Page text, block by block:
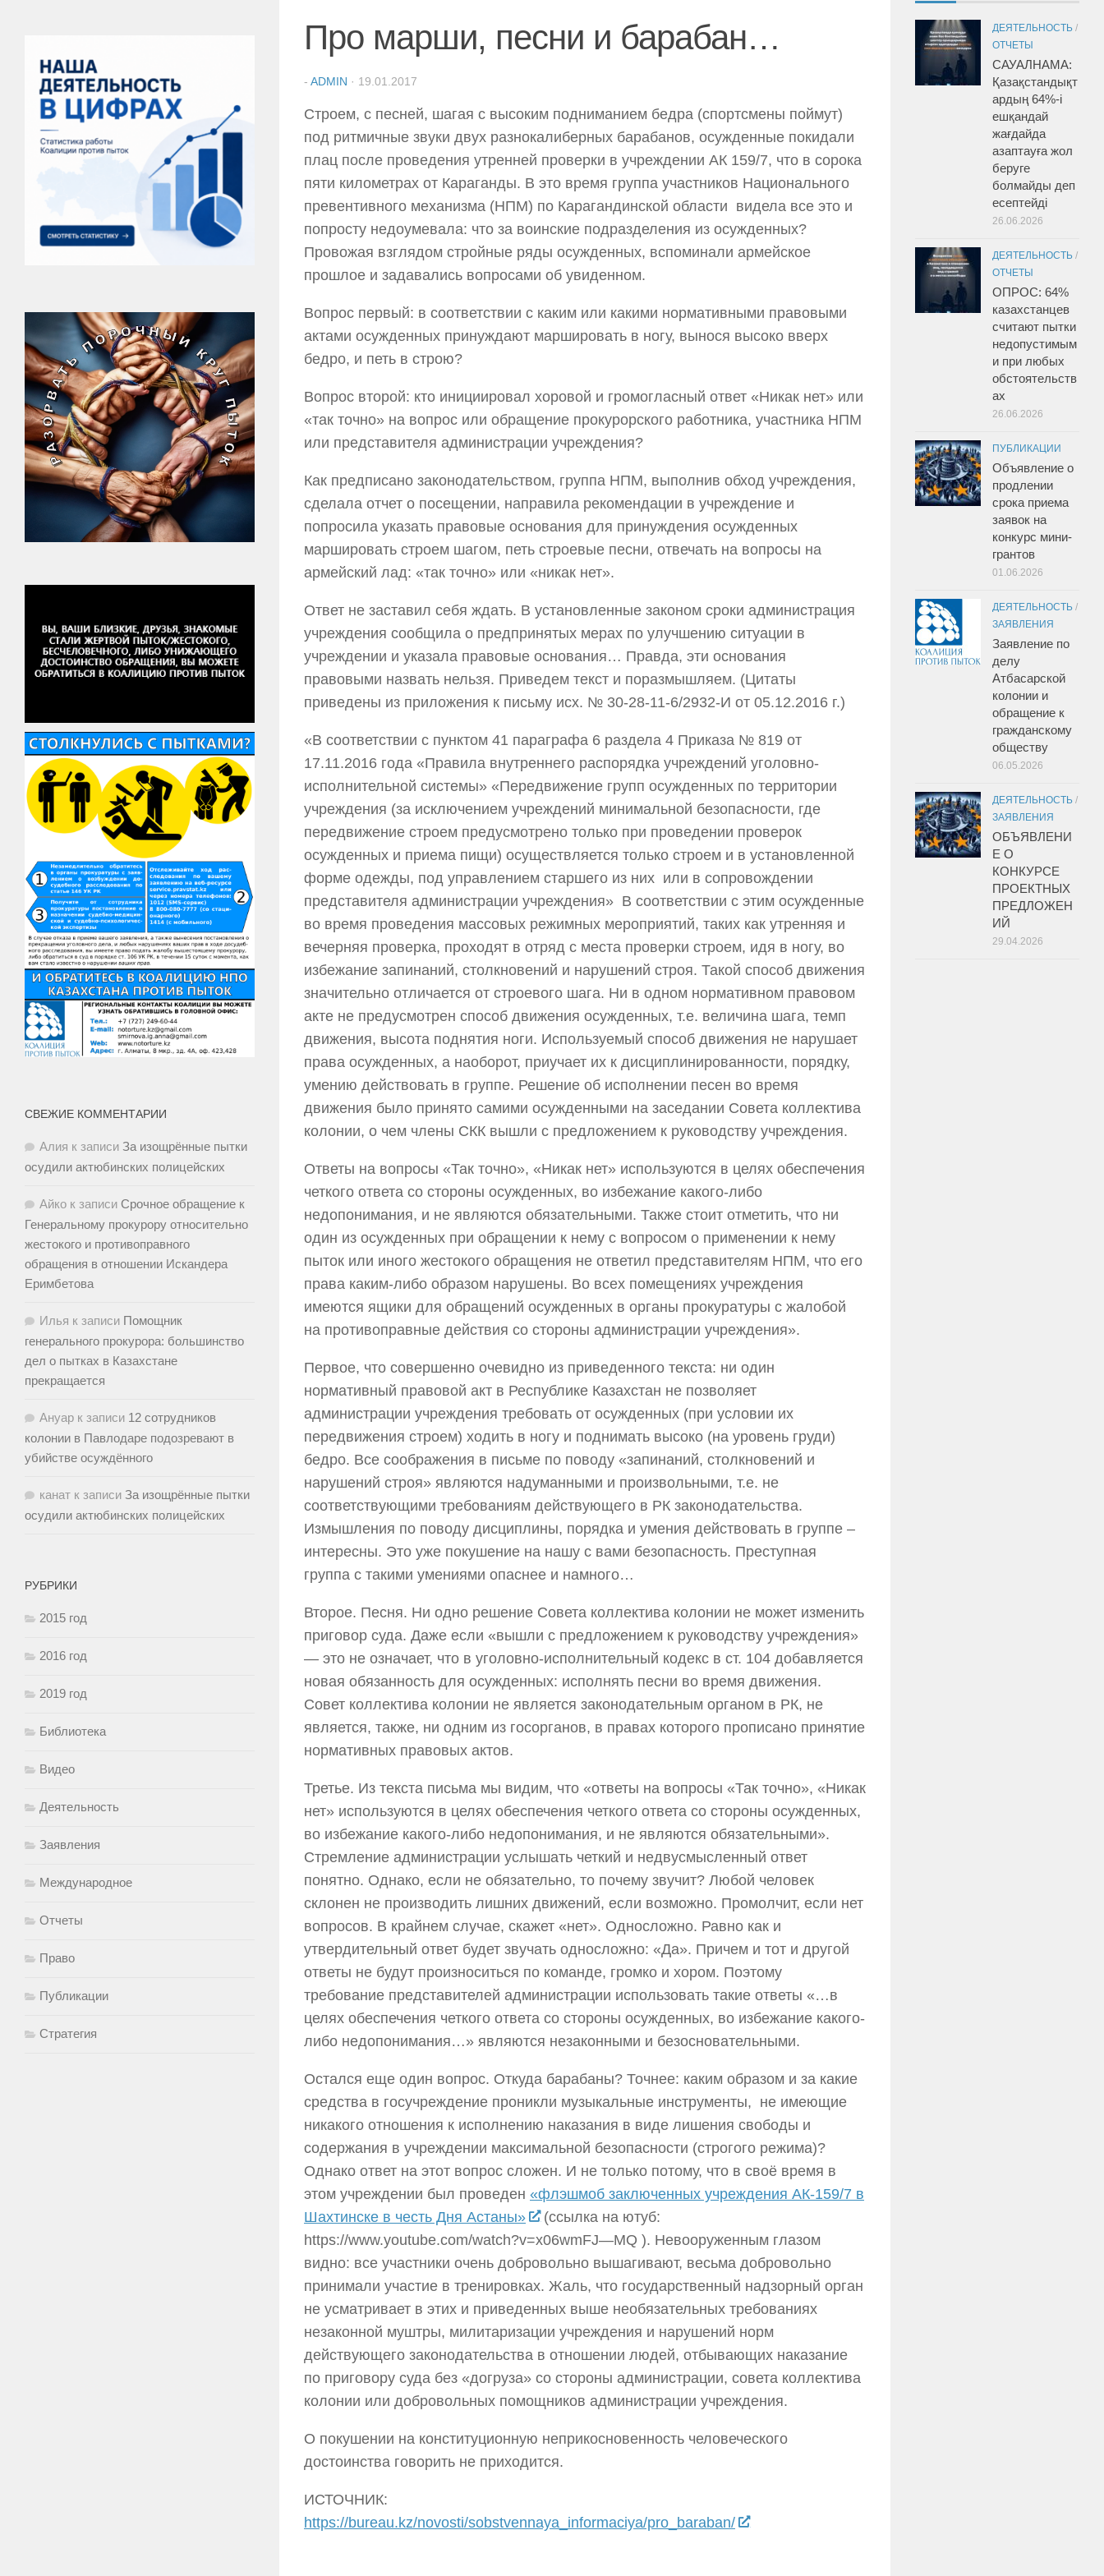
Про марши, песни и барабан…
- ADMIN · 19.01.2017
Строем, с песней, шагая с высоким подниманием бедра (спортсмены поймут)
под ритмичные звуки двух разнокалиберных барабанов, осужденные покидали
плац после проведения утренней проверки в учреждении АК 159/7, что в сорока
пяти километрах от Караганды. В это время группа участников Национального
превентивного механизма (НПМ) по Карагандинской области видела все это и
попросту недоумевала: что за воинские подразделения из осужденных?
Провожая взглядом стройные ряды осужденных, вспоминали армейское
прошлое и задавались вопросами об увиденном.
Вопрос первый: в соответствии с каким или какими нормативными правовыми
актами осужденных принуждают маршировать в ногу, вынося высоко вверх
бедро, и петь в строю?
Вопрос второй: кто инициировал хоровой и громогласный ответ «Никак нет» или
«так точно» на вопрос или обращение прокурорского работника, участника НПМ
или представителя администрации учреждения?
Как предписано законодательством, группа НПМ, выполнив обход учреждения,
сделала отчет о посещении, направила рекомендации в учреждение и
попросила указать правовые основания для принуждения осужденных
маршировать строем шагом, петь строевые песни, отвечать на вопросы на
армейский лад: «так точно» или «никак нет».
Ответ не заставил себя ждать. В установленные законом сроки администрация
учреждения сообщила о предпринятых мерах по улучшению ситуации в
учреждении и указала правовые основания… Правда, эти основания
правовыми назвать нельзя. Приведем текст и поразмышляем. (Цитаты
приведены из приложения к письму исх. № 30-28-11-6/2932-И от 05.12.2016 г.)
«В соответствии с пунктом 41 параграфа 6 раздела 4 Приказа № 819 от
17.11.2016 года «Правила внутреннего распорядка учреждений уголовно-
исполнительной системы» «Передвижение групп осужденных по территории
учреждения (за исключением учреждений минимальной безопасности, где
передвижение строем предусмотрено только при проведении проверок
осужденных и приема пищи) осуществляется только строем и в установленной
форме одежды, под управлением старшего из них или в сопровождении
представителя администрации учреждения» В соответствии с этим осужденные
во время проведения массовых режимных мероприятий, таких как утренняя и
вечерняя проверка, проходят в отряд с места проверки строем, идя в ногу, во
избежание запинаний, столкновений и нарушений строя. Такой способ движения
значительно отличается от строевого шага. Ни в одном нормативном правовом
акте не предусмотрен способ движения осужденных, т.е. величина шага, темп
движения, высота поднятия ноги. Используемый способ движения не нарушает
права осужденных, а наоборот, приучает их к дисциплинированности, порядку,
умению действовать в группе. Решение об исполнении песен во время
движения было принято самими осужденными на заседании Совета коллектива
колонии, о чем члены СКК вышли с предложением к руководству учреждения.
Ответы на вопросы «Так точно», «Никак нет» используются в целях обеспечения
четкого ответа со стороны осужденных, во избежание какого-либо
недопонимания, и не являются обязательными. Также стоит отметить, что ни
один из осужденных при обращении к нему с вопросом о применении к нему
пыток или иного жестокого обращения не ответил представителям НПМ, что его
права каким-либо образом нарушены. Во всех помещениях учреждения
имеются ящики для обращений осужденных в органы прокуратуры с жалобой
на противоправные действия со стороны администрации учреждения».
Первое, что совершенно очевидно из приведенного текста: ни один
нормативный правовой акт в Республике Казахстан не позволяет
администрации учреждения требовать от осужденных (при условии их
передвижения строем) ходить в ногу и поднимать высоко (на уровень груди)
бедро. Все соображения в письме по поводу «запинаний, столкновений и
нарушений строя» являются надуманными и произвольными, т.е. не
соответствующими требованиям действующего в РК законодательства.
Измышления по поводу дисциплины, порядка и умения действовать в группе –
интересны. Это уже покушение на нашу с вами безопасность. Преступная
группа с такими умениями опаснее и намного…
Второе. Песня. Ни одно решение Совета коллектива колонии не может изменить
приговор суда. Даже если «вышли с предложением к руководству учреждения»
— это не означает, что в уголовно-исполнительный кодекс в ст. 104 добавляется
новая обязанность для осужденных: исполнять песни во время движения.
Совет коллектива колонии не является законодательным органом в РК, не
является, также, ни одним из госорганов, в правах которого прописано принятие
нормативных правовых актов.
Третье. Из текста письма мы видим, что «ответы на вопросы «Так точно», «Никак
нет» используются в целях обеспечения четкого ответа со стороны осужденных,
во избежание какого-либо недопонимания, и не являются обязательными».
Стремление администрации услышать четкий и недвусмысленный ответ
понятно. Однако, если не обязательно, то почему звучит? Любой человек
склонен не производить лишних движений, если возможно. Промолчит, если нет
вопросов. В крайнем случае, скажет «нет». Односложно. Равно как и
утвердительный ответ будет звучать односложно: «Да». Причем и тот и другой
ответы не будут произноситься по команде, громко и хором. Поэтому
требование представителей администрации использовать такие ответы «…в
целях обеспечения четкого ответа со стороны осужденных, во избежание какого-
либо недопонимания…» являются незаконными и безосновательными.
Остался еще один вопрос. Откуда барабаны? Точнее: каким образом и за какие
средства в госучреждение проникли музыкальные инструменты, не имеющие
никакого отношения к исполнению наказания в виде лишения свободы и
содержания в учреждении максимальной безопасности (строгого режима)?
Однако ответ на этот вопрос сложен. И не только потому, что в своё время в
этом учреждении был проведен «флэшмоб заключенных учреждения АК-159/7 в
Шахтинске в честь Дня Астаны»
(ссылка на ютуб:
https://www.youtube.com/watch?v=x06wmFJ—MQ ). Невооруженным глазом
видно: все участники очень добровольно вышагивают, весьма добровольно
принимали участие в тренировках. Жаль, что государственный надзорный орган
не усматривает в этих и приведенных выше необязательных требованиях
незаконной муштры, милитаризации учреждения и нарушений норм
действующего законодательства в отношении людей, отбывающих наказание
по приговору суда без «догруза» со стороны администрации, совета коллектива
колонии или добровольных помощников администрации учреждения.
О покушении на конституционную неприкосновенность человеческого
достоинства говорить не приходится.
ИСТОЧНИК:
https://bureau.kz/novosti/sobstvennaya_informaciya/pro_baraban/
СВЕЖИЕ КОММЕНТАРИИ
Алия к записи За изощрённые пытки
осудили актюбинских полицейских
Айко к записи Срочное обращение к
Генеральному прокурору относительно
жестокого и противоправного
обращения в отношении Искандера
Еримбетова
Илья к записи Помощник
генерального прокурора: большинство
дел о пытках в Казахстане
прекращается
Ануар к записи 12 сотрудников
колонии в Павлодаре подозревают в
убийстве осуждённого
канат к записи За изощрённые пытки
осудили актюбинских полицейских
РУБРИКИ
2015 год
2016 год
2019 год
Библиотека
Видео
Деятельность
Заявления
Международное
Отчеты
Право
Публикации
Стратегия
ДЕЯТЕЛЬНОСТЬ /
ОТЧЕТЫ
САУАЛНАМА:
Қазақстандықт
ардың 64%-і
ешқандай
жағдайда
азаптауға жол
беруге
болмайды деп
есептейді
26.06.2026
ДЕЯТЕЛЬНОСТЬ /
ОТЧЕТЫ
ОПРОС: 64%
казахстанцев
считают пытки
недопустимым
и при любых
обстоятельств
ах
26.06.2026
ПУБЛИКАЦИИ
Объявление о
продлении
срока приема
заявок на
конкурс мини-
грантов
01.06.2026
ДЕЯТЕЛЬНОСТЬ /
ЗАЯВЛЕНИЯ
Заявление по
делу
Атбасарской
колонии и
обращение к
гражданскому
обществу
06.05.2026
ДЕЯТЕЛЬНОСТЬ /
ЗАЯВЛЕНИЯ
ОБЪЯВЛЕНИ
Е О
КОНКУРСЕ
ПРОЕКТНЫХ
ПРЕДЛОЖЕН
ИЙ
29.04.2026